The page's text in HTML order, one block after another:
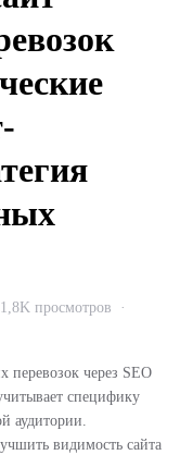
1,8K просмотров
перевозок через SEO
специфику
аудитории.
видимость сайта